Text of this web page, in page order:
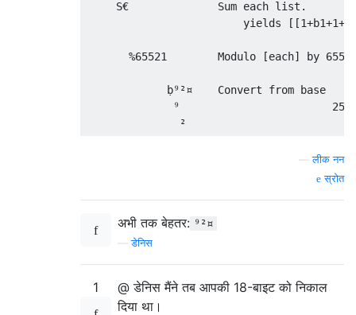
     S€              Sum each list.
yields
%65521        Modulo [each] by
ḅ⁹²¤    Convert from base
              ⁹                        256
—लीक नन
स्रोत
अभी तक बेहतर: ⁹²¤
—डेनिस
1
@ डेनिस मैंने तब आपकी 18-बाइट को निकाल
दिया था।